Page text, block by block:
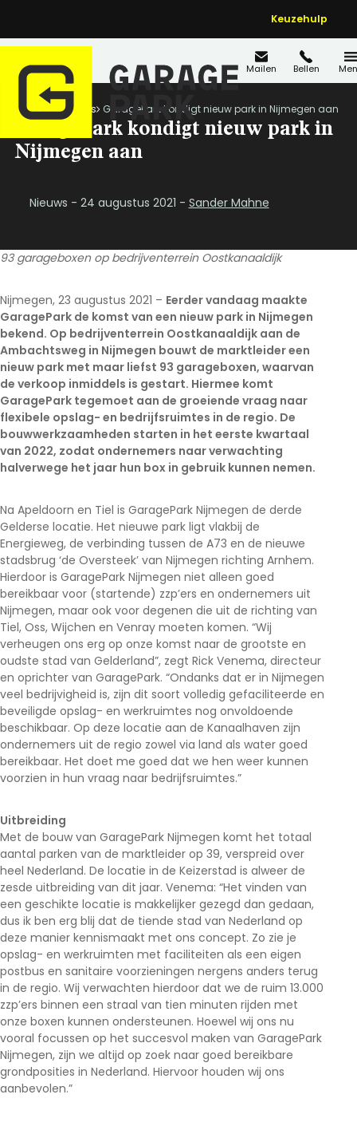
Keuzehulp
Mailen Bellen
Home Nieuws GaragePark kondigt nieuw park in Nijmegen aan
GaragePark kondigt nieuw park in
Nijmegen aan
Nieuws - 24 augustus 2021 - Sander Mahne
93 garageboxen op bedrijventerrein Oostkanaaldijk
Nijmegen, 23 augustus 2021 – Eerder vandaag maakte
GaragePark de komst van een nieuw park in Nijmegen
bekend. Op bedrijventerrein Oostkanaaldijk aan de
Ambachtsweg in Nijmegen bouwt de marktleider een
nieuw park met maar liefst 93 garageboxen, waarvan
de verkoop inmiddels is gestart. Hiermee komt
GaragePark tegemoet aan de groeiende vraag naar
flexibele opslag- en bedrijfsruimtes in de regio. De
bouwwerkzaamheden starten in het eerste kwartaal
van 2022, zodat ondernemers naar verwachting
halverwege het jaar hun box in gebruik kunnen nemen.
Na Apeldoorn en Tiel is GaragePark Nijmegen de derde
Gelderse locatie. Het nieuwe park ligt vlakbij de
Energieweg, de verbinding tussen de A73 en de nieuwe
stadsbrug ‘de Oversteek’ van Nijmegen richting Arnhem.
Hierdoor is GaragePark Nijmegen niet alleen goed
bereikbaar voor (startende) zzp’ers en ondernemers uit
Nijmegen, maar ook voor degenen die uit de richting van
Tiel, Oss, Wijchen en Venray moeten komen. “Wij
verheugen ons erg op onze komst naar de grootste en
oudste stad van Gelderland”, zegt Rick Venema, directeur
en oprichter van GaragePark. “Ondanks dat er in Nijmegen
veel bedrijvigheid is, zijn dit soort volledig gefaciliteerde en
beveiligde opslag- en werkruimtes nog onvoldoende
beschikbaar. Op deze locatie aan de Kanaalhaven zijn
ondernemers uit de regio zowel via land als water goed
bereikbaar. Het doet me goed dat we hen weer kunnen
voorzien in hun vraag naar bedrijfsruimtes.”
Uitbreiding
Met de bouw van GaragePark Nijmegen komt het totaal
aantal parken van de marktleider op 39, verspreid over
heel Nederland. De locatie in de Keizerstad is alweer de
zesde uitbreiding van dit jaar. Venema: “Het vinden van
een geschikte locatie is makkelijker gezegd dan gedaan,
dus ik ben erg blij dat de tiende stad van Nederland op
deze manier kennismaakt met ons concept. Zo zie je
opslag- en werkruimten met faciliteiten als een eigen
postbus en sanitaire voorzieningen nergens anders terug
in de regio. Wij verwachten hierdoor dat we de ruim 13.000
zzp’ers binnen een straal van tien minuten rijden met
onze boxen kunnen ondersteunen. Hoewel wij ons nu
vooral focussen op het succesvol maken van GaragePark
Nijmegen, zijn we altijd op zoek naar goed bereikbare
grondposities in Nederland. Hiervoor houden wij ons
aanbevolen.”